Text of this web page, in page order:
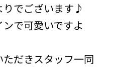
りでございます♪
で可愛いですよ
だきスタッフ一同